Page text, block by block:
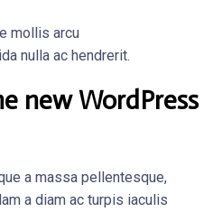
mollis arcu
nulla ac hendrerit.
new WordPress
a massa pellentesque,
a diam ac turpis iaculis